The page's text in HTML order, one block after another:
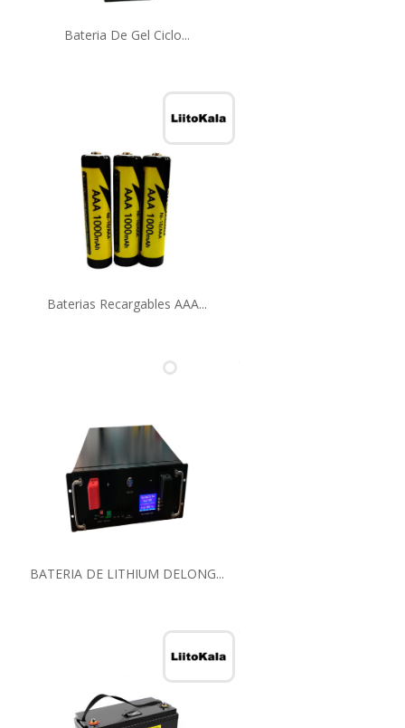
Bateria De Gel Ciclo...
Baterias Recargables AAA...
BATERIA DE LITHIUM DELONG...